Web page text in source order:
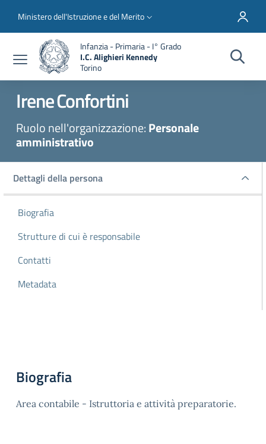
Slim top
Ministero dell'Istruzione e del Merito
Infanzia - Primaria - I° Grado
I.C. Alighieri Kennedy
Torino
IreneConfortini
Ruolo nell'organizzazione:Personale
amministrativo
Dettagli della persona
Dettagli della persona
Biografia
Strutture di cui è responsabile
Contatti
Metadata
Biografia
Area contabile - Istruttoria e attività preparatorie.